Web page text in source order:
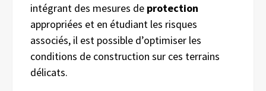
intégrant des mesures de protection
appropriées et en étudiant les risques
associés, il est possible d’optimiser les
conditions de construction sur ces terrains
délicats.